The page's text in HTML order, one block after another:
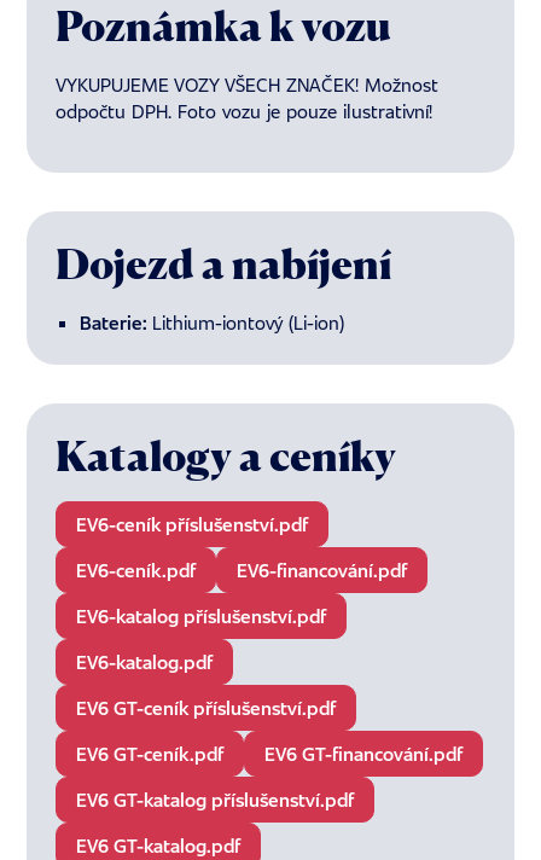
Poznámka k vozu
VYKUPUJEME VOZY VŠECH ZNAČEK! Možnost
odpočtu DPH. Foto vozu je pouze ilustrativní!
Dojezd a nabíjení
Baterie: Lithium-iontový (Li-ion)
Katalogy a ceníky
EV6-ceník příslušenství.pdf
EV6-ceník.pdf
EV6-financování.pdf
EV6-katalog příslušenství.pdf
EV6-katalog.pdf
EV6 GT-ceník příslušenství.pdf
EV6 GT-ceník.pdf
EV6 GT-financování.pdf
EV6 GT-katalog příslušenství.pdf
EV6 GT-katalog.pdf